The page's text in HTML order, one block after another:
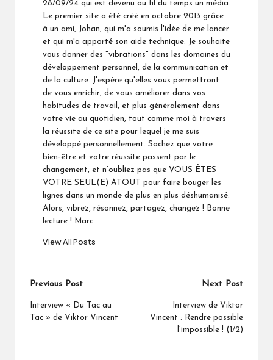
28/09/24 qui est devenu au fil du temps un média.
Le premier site a été créé en octobre 2013 grâce
à un ami, Johan, qui m'a soumis l'idée de me lancer
et qui m'a apporté son aide technique. Je souhaite
vous donner des "vibrations" dans les domaines du
développement personnel, de la communication et
de la culture. J'espère qu'elles vous permettront
de vous enrichir, de vous améliorer dans vos
habitudes de travail, et plus généralement dans
votre vie au quotidien, tout comme moi à travers
la réussite de ce site pour lequel je me suis
développé personnellement. Sachez que votre
bien-être et votre réussite passent par le
changement, et n’oubliez pas que VOUS ÊTES
VOTRE SEUL(E) ATOUT pour faire bouger les
lignes dans un monde de plus en plus déshumanisé.
Alors, vibrez, résonnez, partagez, changez ! Bonne
lecture ! Marc
View All Posts
Post
navigation
Previous Post
Interview « Du Tac au
Tac » de Viktor Vincent
Next Post
Interview de Viktor
Vincent : Rendre possible
l’impossible ! (1/2)